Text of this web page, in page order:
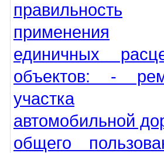
правильность
применения
единичных
объектов: -
участка
автомобильной
общего